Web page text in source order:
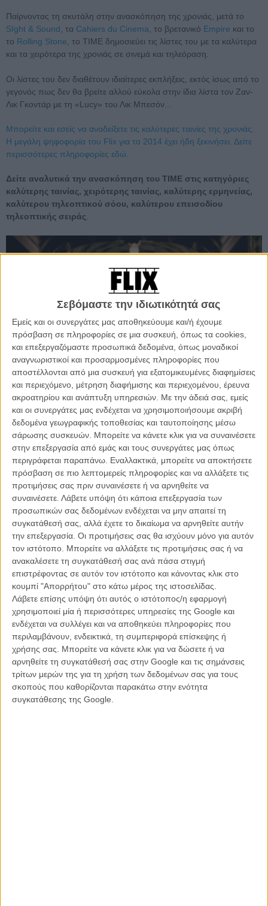
Σεβόμαστε την ιδιωτικότητά σας
Εμείς και οι συνεργάτες μας αποθηκεύουμε και/ή έχουμε
πρόσβαση σε πληροφορίες σε μια συσκευή, όπως τα cookies,
και επεξεργαζόμαστε προσωπικά δεδομένα, όπως μοναδικοί
αναγνωριστικοί και προσαρμοσμένες πληροφορίες που
αποστέλλονται από μια συσκευή για εξατομικευμένες διαφημίσεις
και περιεχόμενο, μέτρηση διαφήμισης και περιεχομένου, έρευνα
ακροατηρίου και ανάπτυξη υπηρεσιών. Με την άδειά σας, εμείς
και οι συνεργάτες μας ενδέχεται να χρησιμοποιήσουμε ακριβή
δεδομένα γεωγραφικής τοποθεσίας και ταυτοποίησης μέσω
σάρωσης συσκευών. Μπορείτε να κάνετε κλικ για να συναινέσετε
στην επεξεργασία από εμάς και τους συνεργάτες μας όπως
περιγράφεται παραπάνω. Εναλλακτικά, μπορείτε να αποκτήσετε
πρόσβαση σε πιο λεπτομερείς πληροφορίες και να αλλάξετε τις
προτιμήσεις σας πριν συναινέσετε ή να αρνηθείτε να
συναινέσετε. Λάβετε υπόψη ότι κάποια επεξεργασία των
προσωπικών σας δεδομένων ενδέχεται να μην απαιτεί τη
συγκατάθεσή σας, αλλά έχετε το δικαίωμα να αρνηθείτε αυτήν
την επεξεργασία. Οι προτιμήσεις σας θα ισχύουν μόνο για αυτόν
τον ιστότοπο. Μπορείτε να αλλάξετε τις προτιμήσεις σας ή να
ανακαλέσετε τη συγκατάθεσή σας ανά πάσα στιγμή
επιστρέφοντας σε αυτόν τον ιστότοπο και κάνοντας κλικ στο
κουμπί "Απορρήτου" στο κάτω μέρος της ιστοσελίδας.
Λάβετε επίσης υπόψη ότι αυτός ο ιστότοπος/η εφαρμογή
χρησιμοποιεί μία ή περισσότερες υπηρεσίες της Google και
ενδέχεται να συλλέγει και να αποθηκεύει πληροφορίες που
περιλαμβάνουν, ενδεικτικά, τη συμπεριφορά επίσκεψης ή
χρήσης σας. Μπορείτε να κάνετε κλικ για να δώσετε ή να
αρνηθείτε τη συγκατάθεσή σας στην Google και τις σημάνσεις
τρίτων μερών της για τη χρήση των δεδομένων σας για τους
σκοπούς που καθορίζονται παρακάτω στην ενότητα
συγκατάθεσης της Google.
Παίρνοντας τη σκυτάλη στην ανασκόπηση της χρονιάς, μετά το
SIght & Sound , τα Cahiers du Cinema , το βρετανικό Empire και το
το Rolling Stone , το ΤΙΜΕ δημοσιεύει τις λίστες του με τα καλύτερα
και τα χειρότερα της χρονιάς σε σινεμά και τηλεόραση.
Οι λίστες του δεν διαθέτουν ιδιαίτερες εκπλήξεις, εκτός ίσως από το
γεγονός πως δεν θα βρείτε αλλού εύκολα στην ίδια λίστα τον Ζαν-
Λικ Γκοντάρ με τη «Lucy» του Λικ Μπεσόν...
Μπορείτε και εσείς να αναδείξετε τις καλύτερες ταινίες της χρονιάς.
Η μεγάλη ψηφοφορία του Flix για το 2014 έχει ήδη ξεκινήσει. Δείτε
περισσότερες πληροφορίες εδώ.
Δείτε αναλυτικά την ανασκόπηση του TIME στις κατηγόριες
καλύτερης ταινίας, χειρότερης ταινίας, καλύτερης ερμηνείας,
καλύτερου τηλεοπτικού σόου, καλύτερου επεισοδίου
τηλεοπτικής σειράς
Οι 10 καλύτερες ταινιές του 2014
1.Ξενοδοχείο Grand Budapestτου Γουές Αντερσον
2.Boyhoodτου Ρίτσαρντ Λινκλέιτερ
3.The Lego Movieτων Φιλ Λορντ, Κρίστοφερ Μίλερ
4.Lucyτου Λικ Μπεσόν
5.Adieu au Langageτου Ζαν-Λικ Γκοντάρ
6.Jodorowsky's Duneτου Φρανκ Πάβιτς
7. Nightcrawlerτου Νταν Γκιλρόι
8. Citizenfour της Λόρα Πόιτρας
9.Ιστορίες για Αγρίουςτου Νταμιάν Σιφρόν
10. Birdmanτου Αλεχάντρο Γκονζάλες Ινιάριτου